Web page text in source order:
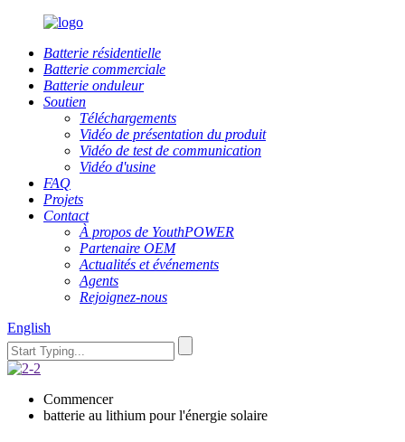
Batterie résidentielle
Batterie commerciale
Batterie onduleur
Soutien
Téléchargements
Vidéo de présentation du produit
Vidéo de test de communication
Vidéo d'usine
FAQ
Projets
Contact
À propos de YouthPOWER
Partenaire OEM
Actualités et événements
Agents
Rejoignez-nous
English
Commencer
batterie au lithium pour l'énergie solaire